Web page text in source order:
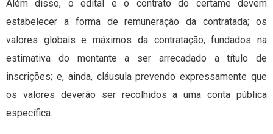
Além disso, o edital e o contrato do certame devem
estabelecer a forma de remuneração da contratada; os
valores globais e máximos da contratação, fundados na
estimativa do montante a ser arrecadado a título de
inscrições; e, ainda, cláusula prevendo expressamente que
os valores deverão ser recolhidos a uma conta pública
específica.